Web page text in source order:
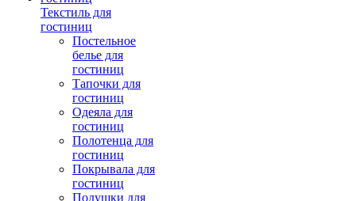
Текстиль для
гостиниц
Постельное
белье для
гостиниц
Тапочки для
гостиниц
Одеяла для
гостиниц
Полотенца для
гостиниц
Покрывала для
гостиниц
Подушки для